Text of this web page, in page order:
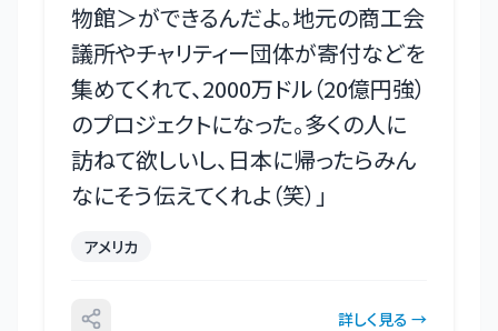
物館＞ができるんだよ。地元の商工会
議所やチャリティー団体が寄付などを
集めてくれて、2000万ドル（20億円強）
のプロジェクトになった。多くの人に
訪ねて欲しいし、日本に帰ったらみん
なにそう伝えてくれよ（笑） 」
アメリカ
詳しく見る →